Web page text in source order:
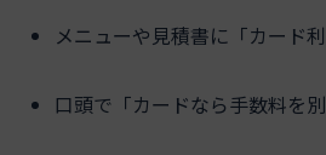
メニューや見積書に「カード
口頭で「カードなら手数料を別